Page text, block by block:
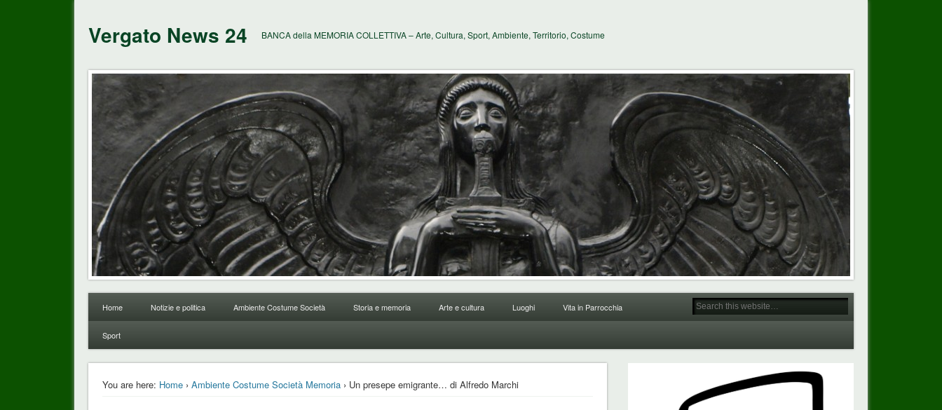
Vergato News 24 BANCA della MEMORIA COLLETTIVA – Arte, Cultura, Sport, Ambiente, Territorio, Costume
Home Notizie e politica Ambiente Costume Società Storia e memoria Arte e cultura Luoghi Vita in Parrocchia
Sport
You are here: Home› Ambiente Costume Società Memoria› Un presepe emigrante… di Alfredo Marchi